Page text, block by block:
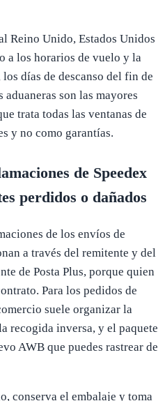
Reino Unido, Estados Unidos
a los horarios de vuelo y la
días de descanso del fin de
aduaneras son las mayores
trata todas las ventanas de
y no como garantías.
de Speedex
perdidos o dañados
de los envíos de
a través del remitente y del
de Posta Plus, porque quien
Para los pedidos de
suele organizar la
recogida inversa, y el paquete
AWB que puedes rastrear de
conserva el embalaje y toma